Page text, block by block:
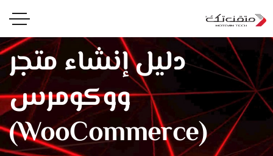
دليل إنشاء متجر
ووكومرس
(WooCommerce)